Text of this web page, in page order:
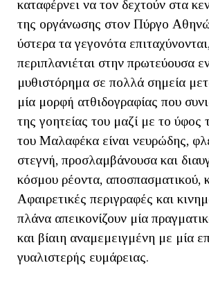
καταφέρνει να τον δεχτούν στα
της οργάνωσης στον Πύργο
ύστερα τα γεγονότα
περιπλανιέται στην πρωτεύουσα
μυθιστόρημα σε πολλά σημεία
μία μορφή ατθιδογραφίας που
της γοητείας του μαζί με το
του Μαλαφέκα είναι νευρώδης,
στεγνή, προσλαμβάνουσα και
κόσμου ρέοντα, αποσπασματικού,
Αφαιρετικές περιγραφές και
πλάνα απεικονίζουν μία
και βίαιη αναμεμειγμένη με μία
γυαλιστερής ευμάρειας.